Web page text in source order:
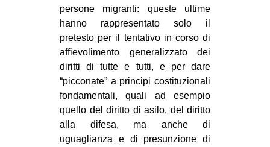
persone migranti: queste ultime
hanno rappresentato solo il
pretesto per il tentativo in corso di
affievolimento generalizzato dei
diritti di tutte e tutti, e per dare
“picconate” a principi costituzionali
fondamentali, quali ad esempio
quello del diritto di asilo, del diritto
alla difesa, ma anche di
uguaglianza e di presunzione di